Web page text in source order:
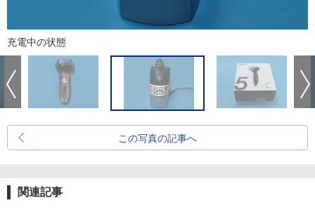
充電中の状態
この写真の記事へ
関連記事